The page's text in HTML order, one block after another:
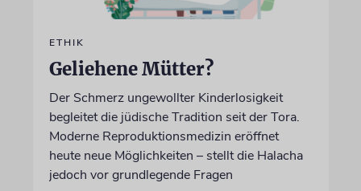
ETHIK
Geliehene Mütter?
Der Schmerz ungewollter Kinderlosigkeit
begleitet die jüdische Tradition seit der Tora.
Moderne Reproduktionsmedizin eröffnet
heute neue Möglichkeiten – stellt die Halacha
jedoch vor grundlegende Fragen